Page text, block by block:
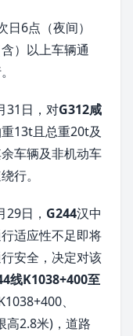
日6点（夜间）
）以上车辆通
31日，对G312咸
13t且总重20t及
车辆及非机动车
行。
日， G244汉中
适应性不足即将
安全，决定对该
线K1038+400至
、
高2.8米)，道路